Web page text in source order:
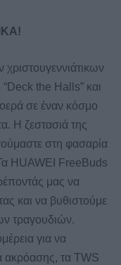
the Halls” και
σε έναν κόσμο
Η ζεστασιά της
στη φασαρία
Τα HUAWEI FreeBuds
μας να
και να βυθιστούμε
τραγουδιών.
για να
ακρόασης, τα TWS